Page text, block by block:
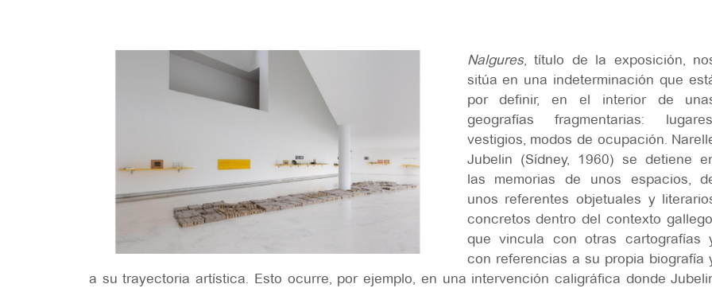
Nalgures, título de la exposición,
sitúa en una indeterminación que
por definir, en el interior de
geografías fragmentarias:
vestigios, modos de ocupación.
Jubelin (Sídney, 1960) se detiene
las memorias de unos espacios,
unos referentes objetuales y
concretos dentro del contexto
que vincula con otras cartografías
con referencias a su propia biografía
a su trayectoria artística. Esto ocurre, por ejemplo, en una intervención caligráfica donde